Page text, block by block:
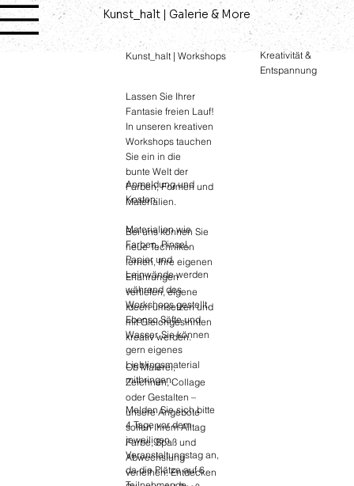
Kunst_halt | Galerie & More
Kunst_halt | Workshops
Kreativität &
Entspannung
Lassen Sie Ihrer
Fantasie freien Lauf!
In unseren kreativen
Workshops tauchen
Sie ein in die
bunte Welt der
Farben, Formen und
Materialien.
Bei uns können Sie
neue Techniken
lernen, Ihre eigenen
Erfahrungen
vertiefen, eigene
Ideen umsetzen und
mit Gleichgesinnten
kreativ werden.
Ob Malerei,
Zeichnen, Collage
oder Gestalten –
unsere Angebote
sollen Ihrem Alltag
Farbe, Spaß und
Abwechslung
verleihen. Entdecken
Anmeldung und
Kosten:
Materialien wie
Farben, Pinsel,
Papier und
Leinwände werden
während des
Workshops gestellt.
Ebenso Säfte und
Wasser. Sie können
gern eigenes
Lieblingsmaterial
mitbringen.
Melden Sie sich bitte
4 Tage vor dem
jeweiligen
Veranstaltungstag an,
da die Plätze auf 6